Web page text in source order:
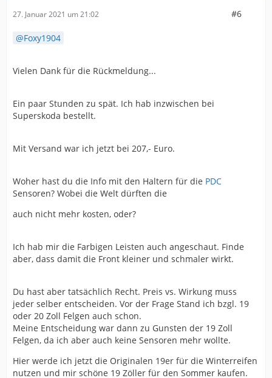
27. Januar 2021 um 21:02 #6
Foxy1904
Vielen Dank für die Rückmeldung...
Ein paar Stunden zu spät. Ich hab inzwischen bei
Superskoda bestellt.
Mit Versand war ich jetzt bei 207,- Euro.
Woher hast du die Info mit den Haltern für die PDC
Sensoren? Wobei die Welt dürften die
auch nicht mehr kosten, oder?
Ich hab mir die Farbigen Leisten auch angeschaut. Finde
aber, dass damit die Front kleiner und schmaler wirkt.
Du hast aber tatsächlich Recht. Preis vs. Wirkung muss
jeder selber entscheiden. Vor der Frage Stand ich bzgl. 19
oder 20 Zoll Felgen auch schon.
Meine Entscheidung war dann zu Gunsten der 19 Zoll
Felgen, da ich aber auch keine Sensoren mehr wollte.
Hier werde ich jetzt die Originalen 19er für die Winterreifen
nutzen und mir schöne 19 Zöller für den Sommer kaufen.